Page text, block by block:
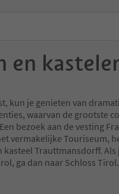
en
kun je genieten van
waarvan de grootste
bezoek aan de vesting
vermakelijke Touriseum,
Trauttmansdorff.
ga dan naar Schloss Tirol.